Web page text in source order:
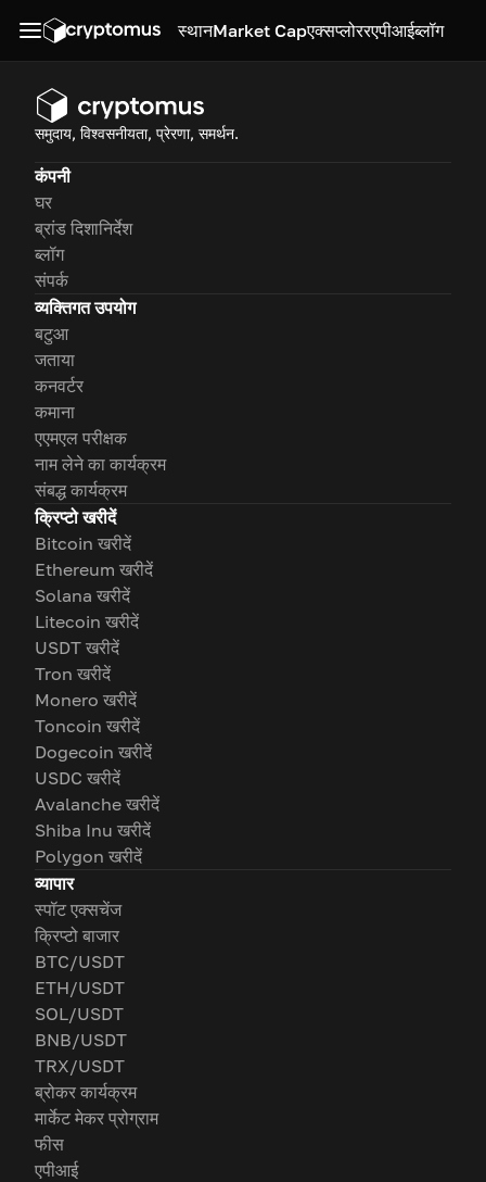
स्थानMarket Capएक्सप्लोररएपीआईब्लॉग
समुदाय, विश्वसनीयता, प्रेरणा, समर्थन.
कंपनी
घर
ब्रांड दिशानिर्देश
ब्लॉग
संपर्क
व्यक्तिगत उपयोग
बटुआ
जताया
कनवर्टर
कमाना
एएमएल परीक्षक
नाम लेने का कार्यक्रम
संबद्ध कार्यक्रम
क्रिप्टो खरीदें
Bitcoin खरीदें
Ethereum खरीदें
Solana खरीदें
Litecoin खरीदें
USDT खरीदें
Tron खरीदें
Monero खरीदें
Toncoin खरीदें
Dogecoin खरीदें
USDC खरीदें
Avalanche खरीदें
Shiba Inu खरीदें
Polygon खरीदें
व्यापार
स्पॉट एक्सचेंज
क्रिप्टो बाजार
BTC/USDT
ETH/USDT
SOL/USDT
BNB/USDT
TRX/USDT
ब्रोकर कार्यक्रम
मार्केट मेकर प्रोग्राम
फीस
एपीआई